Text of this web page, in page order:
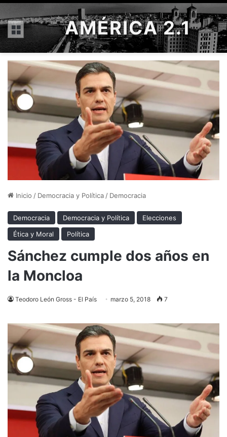
Menú AMÉRICA 2.1
Inicio / Democracia y Política / Democracia
Democracia Democracia y Política
Elecciones
Ética y Moral
Política
Sánchez cumple dos años en
la Moncloa
Teodoro León Gross - El País marzo 5, 2018 7